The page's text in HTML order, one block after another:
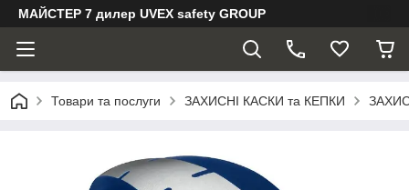
МАЙСТЕР 7 дилер UVEX safety GROUP
Товари та послуги ЗАХИСНІ КАСКИ та КЕПКИ